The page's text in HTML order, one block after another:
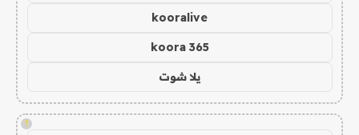
kooralive
koora 365
يلا شوت
!